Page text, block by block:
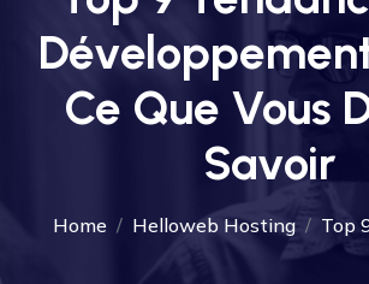
Ce Que Vous
Savoir
Home Helloweb Hosting Top